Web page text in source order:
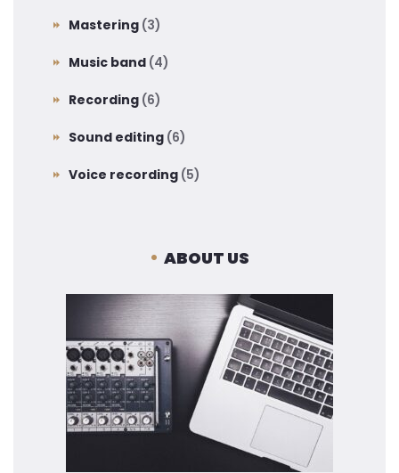
Mastering (3)
Music band (4)
Recording (6)
Sound editing (6)
Voice recording (5)
ABOUT US